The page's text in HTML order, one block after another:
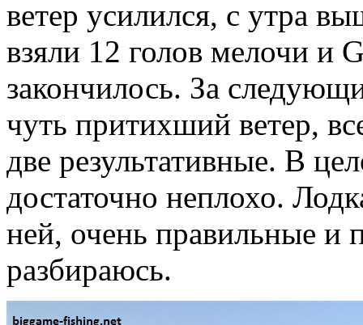
ветер усилился, с утра
взяли 12 голов мелочи и
закончилось. За
чуть притихший ветер,
две результативные. В
достаточно неплохо.
ней, очень правильные и
разбираюсь.